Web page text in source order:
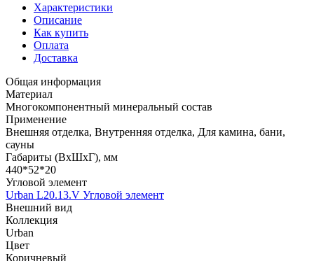
Характеристики
Описание
Как купить
Оплата
Доставка
Общая информация
Материал
Многокомпонентный минеральный состав
Применение
Внешняя отделка, Внутренняя отделка, Для камина, бани,
сауны
Габариты (ВхШхГ), мм
440*52*20
Угловой элемент
Urban L20.13.V Угловой элемент
Внешний вид
Коллекция
Urban
Цвет
Коричневый